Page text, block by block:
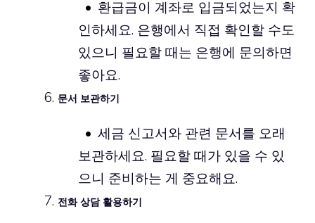
환급금이 계좌로 입금되었는지 확
인하세요. 은행에서 직접 확인할 수도
있으니 필요할 때는 은행에 문의하면
좋아요.
문서 보관하기
세금 신고서와 관련 문서를 오래
보관하세요. 필요할 때가 있을 수 있
으니 준비하는 게 중요해요.
전화 상담 활용하기